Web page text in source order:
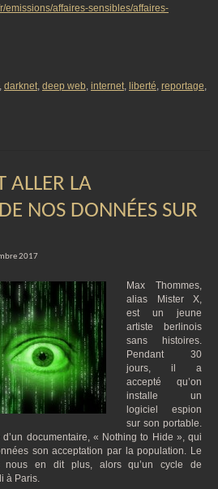
emissions/affaires-sensibles/affaires-
, darknet, deep web, internet, liberté, reportage,
ALLER LA
NOS DONNÉES SUR
2017
Max Thommes,
alias Mister X,
est un jeune
artiste berlinois
sans histoires.
Pendant 30
jours, il a
accepté qu’on
installe un
logiciel espion
sur son portable.
documentaire, « Nothing to Hide », qui
son acceptation par la population. Le
nous en dit plus, alors qu’un cycle de
à Paris.